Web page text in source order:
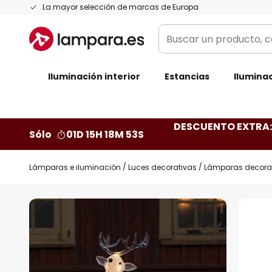
La mayor selección de marcas de Europa
Ir
contenido
Buscar
un
categoría,
Iluminación interior Estancias
Sólo 01D 15H 18M 52S
DESCUENTO
Lámparas e iluminación Luces decorativas Lámparas
Saltar
de